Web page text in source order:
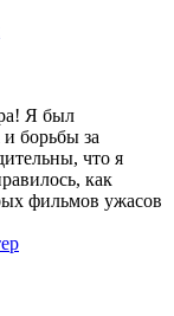
Я был
борьбы за
что я
как
фильмов ужасов